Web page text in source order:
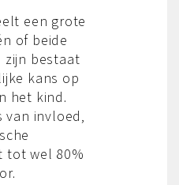
een grote
of beide
zijn bestaat
kans op
het kind.
van invloed,
tot wel 80%